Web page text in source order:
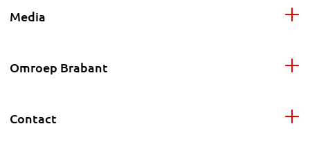
Media
Omroep Brabant
Contact